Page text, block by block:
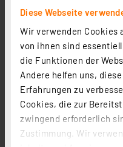
Diese Webseite
Wir verwenden Cookies
von ihnen sind
die Funktionen der
Andere helfen uns,
Erfahrungen zu
Cookies, die zur
zwingend erforderlich
Zustimmung. Wir
Homematic IP Smart
Keypad,
Artikel-Nr. 255371